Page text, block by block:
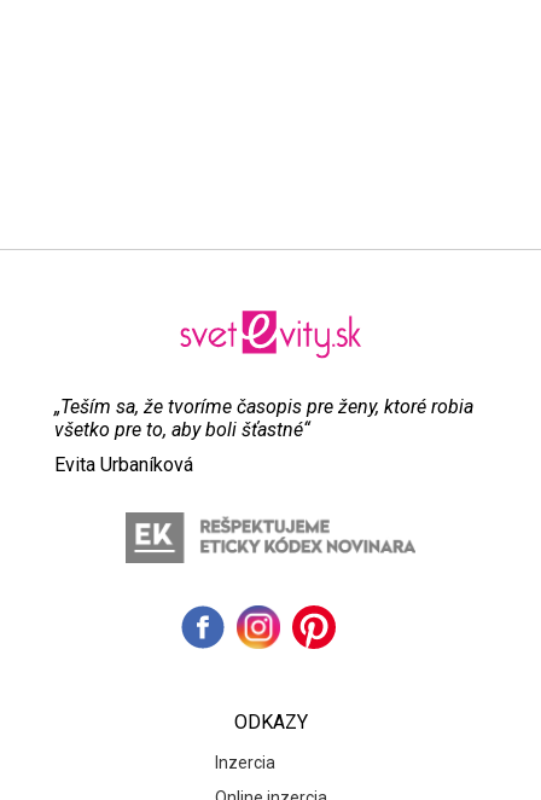
„Teším sa, že tvoríme časopis pre ženy, ktoré robia
všetko pre to, aby boli šťastné“
Evita Urbaníková
ODKAZY
Inzercia